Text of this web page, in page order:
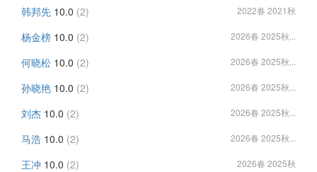
韩邦先 10.0 (2) 2022春 2021秋
杨金榜 10.0 (2) 2026春 2025秋...
何晓松 10.0 (2) 2026春 2025秋...
孙晓艳 10.0 (2) 2026春 2025秋...
刘杰 10.0 (2) 2026春 2025秋...
马浩 10.0 (2) 2026春 2025秋...
王冲 10.0 (2) 2026春 2025秋